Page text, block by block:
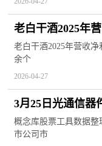
老白干酒2025年
优化经销商800余
老白干酒2025年营收
余个
2026-04-27
3月25日光通信器
一览
概念库股票工具数据整
市公司市